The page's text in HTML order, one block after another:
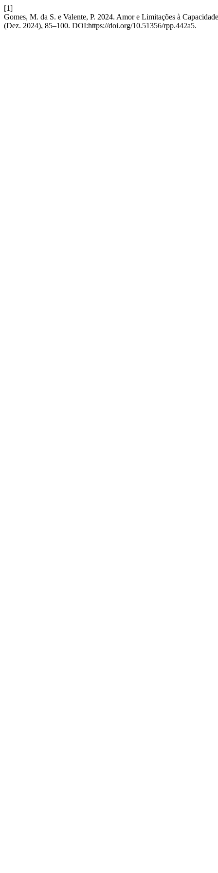
[1]
Gomes, M. da S. e Valente, P. 2024. Amor e Limitações à
(Dez. 2024), 85–100. DOI:https://doi.org/10.51356/rpp.442a5.